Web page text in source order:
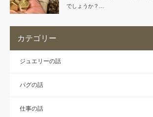
でしょうか？…
カテゴリー
ジュエリーの話
パグの話
仕事の話